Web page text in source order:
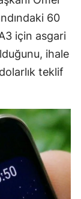
60
için asgari
ihale
teklif